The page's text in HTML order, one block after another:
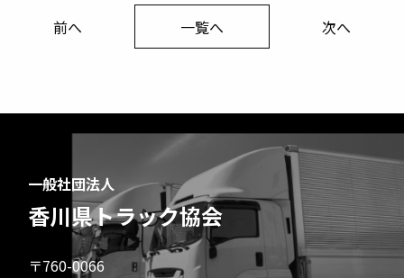
前へ 一覧へ 次へ
一般社団法人
香川県トラック協会
〒760-0066